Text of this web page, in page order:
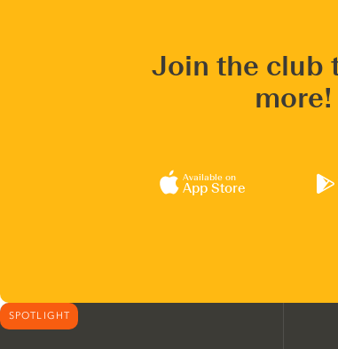
Join the club
more!
Available on
App Store
SPOTLIGHT